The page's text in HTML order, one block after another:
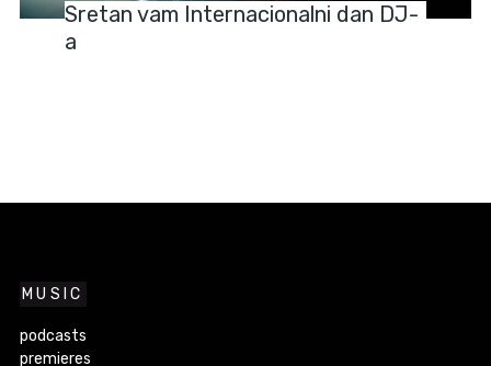
Sretan vam Internacionalni dan DJ-
a
MUSIC
podcasts
premieres